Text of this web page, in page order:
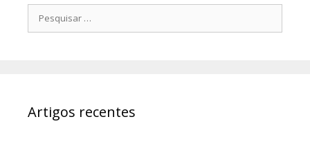
Pesquisar
por:
Artigos recentes